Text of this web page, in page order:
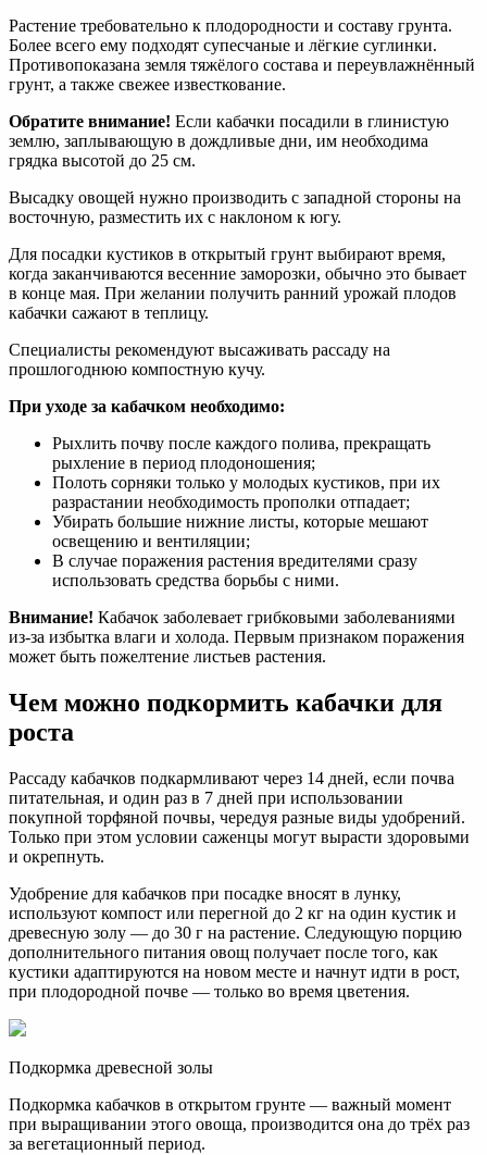
Растение требовательно к плодородности и составу грунта.
Более всего ему подходят супесчаные и лёгкие суглинки.
Противопоказана земля тяжёлого состава и переувлажнённый
грунт, а также свежее известкование.
Обратите внимание! Если кабачки посадили в глинистую
землю, заплывающую в дождливые дни, им необходима
грядка высотой до 25 см.
Высадку овощей нужно производить с западной стороны на
восточную, разместить их с наклоном к югу.
Для посадки кустиков в открытый грунт выбирают время,
когда заканчиваются весенние заморозки, обычно это бывает
в конце мая. При желании получить ранний урожай плодов
кабачки сажают в теплицу.
Специалисты рекомендуют высаживать рассаду на
прошлогоднюю компостную кучу.
При уходе за кабачком необходимо:
Рыхлить почву после каждого полива, прекращать
рыхление в период плодоношения;
Полоть сорняки только у молодых кустиков, при их
разрастании необходимость прополки отпадает;
Убирать большие нижние листы, которые мешают
освещению и вентиляции;
В случае поражения растения вредителями сразу
использовать средства борьбы с ними.
Внимание! Кабачок заболевает грибковыми заболеваниями
из-за избытка влаги и холода. Первым признаком поражения
может быть пожелтение листьев растения.
Чем можно подкормить кабачки для
роста
Рассаду кабачков подкармливают через 14 дней, если почва
питательная, и один раз в 7 дней при использовании
покупной торфяной почвы, чередуя разные виды удобрений.
Только при этом условии саженцы могут вырасти здоровыми
и окрепнуть.
Удобрение для кабачков при посадке вносят в лунку,
используют компост или перегной до 2 кг на один кустик и
древесную золу — до 30 г на растение. Следующую порцию
дополнительного питания овощ получает после того, как
кустики адаптируются на новом месте и начнут идти в рост,
при плодородной почве — только во время цветения.
Подкормка древесной золы
Подкормка кабачков в открытом грунте — важный момент
при выращивании этого овоща, производится она до трёх раз
за вегетационный период.